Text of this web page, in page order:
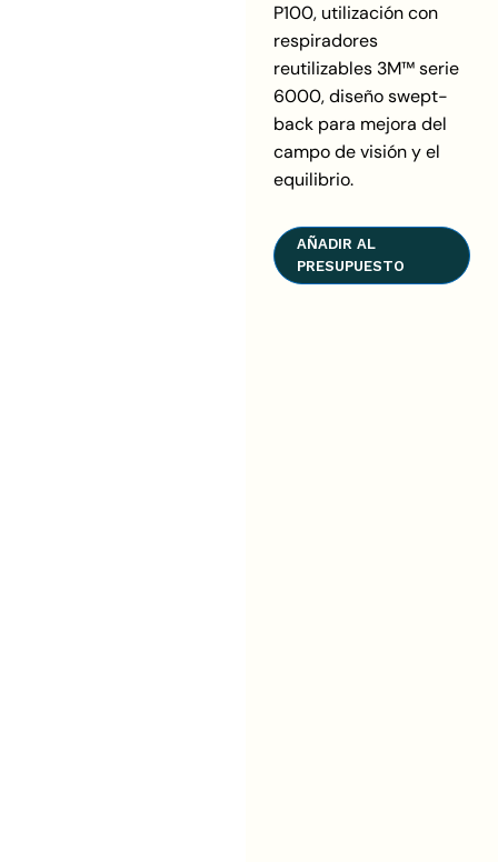
P100, utilización con
respiradores
reutilizables 3M™ serie
6000, diseño swept-
back para mejora del
campo de visión y el
equilibrio.
AÑADIR AL
PRESUPUESTO